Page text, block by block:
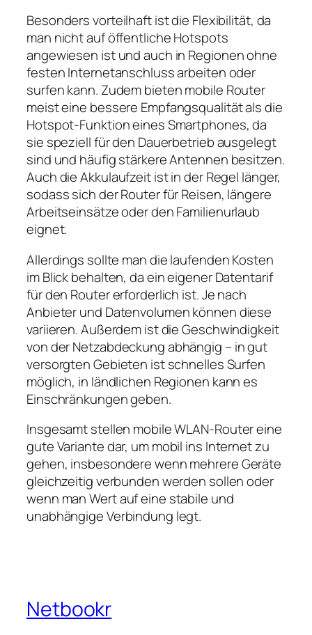
Besonders vorteilhaft ist die Flexibilität, da
man nicht auf öffentliche Hotspots
angewiesen ist und auch in Regionen ohne
festen Internetanschluss arbeiten oder
surfen kann. Zudem bieten mobile Router
meist eine bessere Empfangsqualität als die
Hotspot‑Funktion eines Smartphones, da
sie speziell für den Dauerbetrieb ausgelegt
sind und häufig stärkere Antennen besitzen.
Auch die Akkulaufzeit ist in der Regel länger,
sodass sich der Router für Reisen, längere
Arbeitseinsätze oder den Familienurlaub
eignet.
Allerdings sollte man die laufenden Kosten
im Blick behalten, da ein eigener Datentarif
für den Router erforderlich ist. Je nach
Anbieter und Datenvolumen können diese
variieren. Außerdem ist die Geschwindigkeit
von der Netzabdeckung abhängig – in gut
versorgten Gebieten ist schnelles Surfen
möglich, in ländlichen Regionen kann es
Einschränkungen geben.
Insgesamt stellen mobile WLAN‑Router eine
gute Variante dar, um mobil ins Internet zu
gehen, insbesondere wenn mehrere Geräte
gleichzeitig verbunden werden sollen oder
wenn man Wert auf eine stabile und
unabhängige Verbindung legt.
Netbookr